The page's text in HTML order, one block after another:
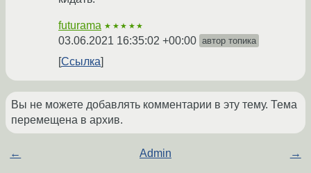
futurama ★★★★★
03.06.2021 16:35:02 +00:00 автор топика
Ссылка
Вы не можете добавлять комментарии в эту тему. Тема
перемещена в архив.
← Admin →